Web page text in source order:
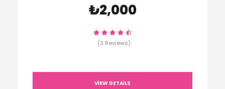
₺2,000
(3 Reviews)
VIEW DETAILS